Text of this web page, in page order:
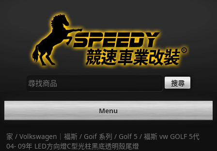
尋
找：
Menu
家 / Volkswagen｜福斯/ Goif 系列 / Golf 5 / 福斯 vw GOLF 5代
04- 09年 LED方向燈C型光柱黑底透明殼尾燈